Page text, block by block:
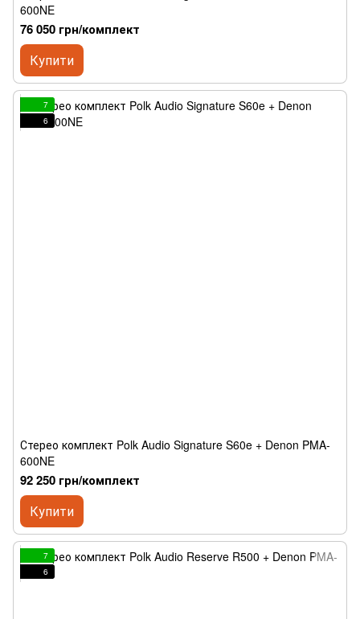
600NE
76 050 грн/комплект
Купити
7
6
Стерео комплект Polk Audio Signature S60e + Denon PMA-
600NE
92 250 грн/комплект
Купити
7
6